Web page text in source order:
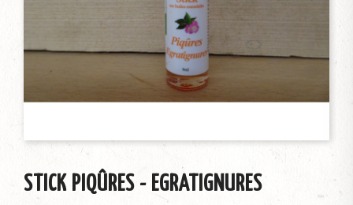
STICK PIQÛRES - EGRATIGNURES